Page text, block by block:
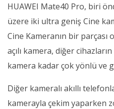
HUAWEI Mate40 Pro, biri
üzere iki ultra geniş Cine
Cine Kameranın bir
açılı kamera, diğer
kamera kadar çok yönlü ve
Diğer kameralı akıllı
kamerayla çekim yaparken